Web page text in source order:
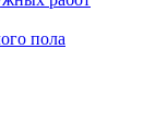
пола